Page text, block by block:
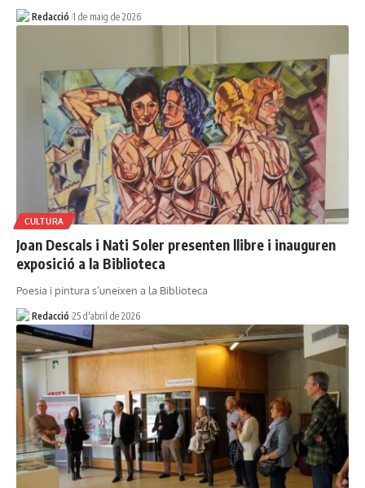
Redacció 1 de maig de 2026
CULTURA
Joan Descals i Nati Soler presenten llibre i inauguren
exposició a la Biblioteca
Poesia i pintura s’uneixen a la Biblioteca
Redacció 25 d'abril de 2026